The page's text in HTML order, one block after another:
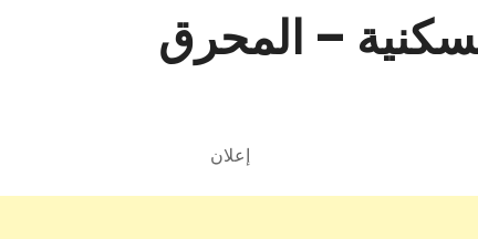
– المحرق
إعلان